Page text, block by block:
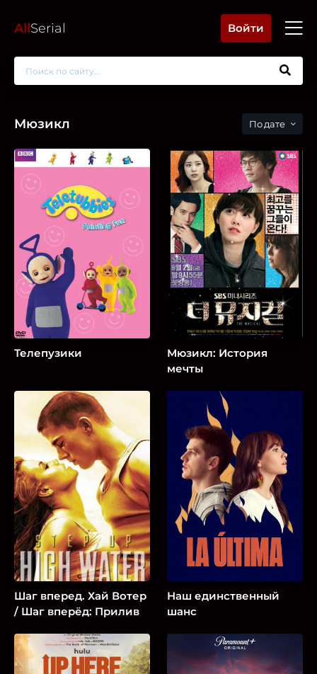
AllSerial Войти
Мюзикл дате
Телепузики
Мюзикл: История
мечты
Шаг вперед. Хай Вотер
/ Шаг вперёд: Прилив
Наш единственный
шанс